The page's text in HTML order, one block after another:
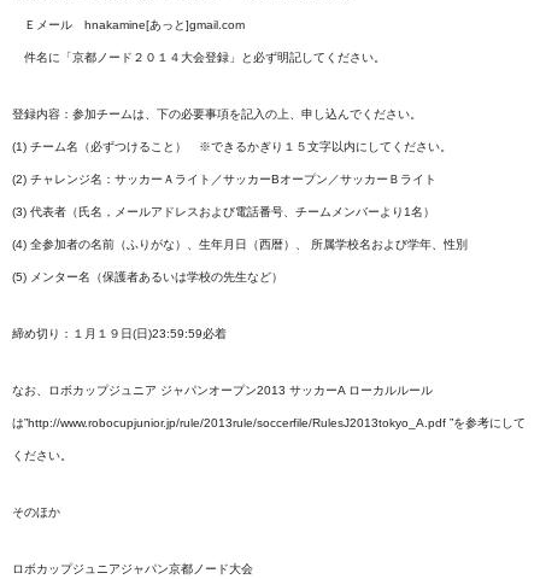
Ｅメール hnakamine[あっと]gmail.com
件名に「京都ノード２０１４大会登録」と必ず明記してください。
登録内容：参加チームは、下の必要事項を記入の上、申し込んでください。
(1) チーム名（必ずつけること） ※できるかぎり１５文字以内にしてください。
(2) チャレンジ名：サッカーＡライト／サッカーBオープン／サッカーＢライト
(3) 代表者（氏名，メールアドレスおよび電話番号、チームメンバーより1名）
(4) 全参加者の名前（ふりがな）、生年月日（西暦）、 所属学校名および学年、性別
(5) メンター名（保護者あるいは学校の先生など）
締め切り：１月１９ 日(日)23:59:59必着
なお、ロボカップジュニア ジャパンオープン2013 サッカーA ローカルルール
は”http://www.robocupjunior.jp/rule/2013rule/soccerfile/RulesJ2013tokyo_A.pdf ”を参考にして
ください。
そのほか
ロボカップジュニアジャパン京都ノード大会